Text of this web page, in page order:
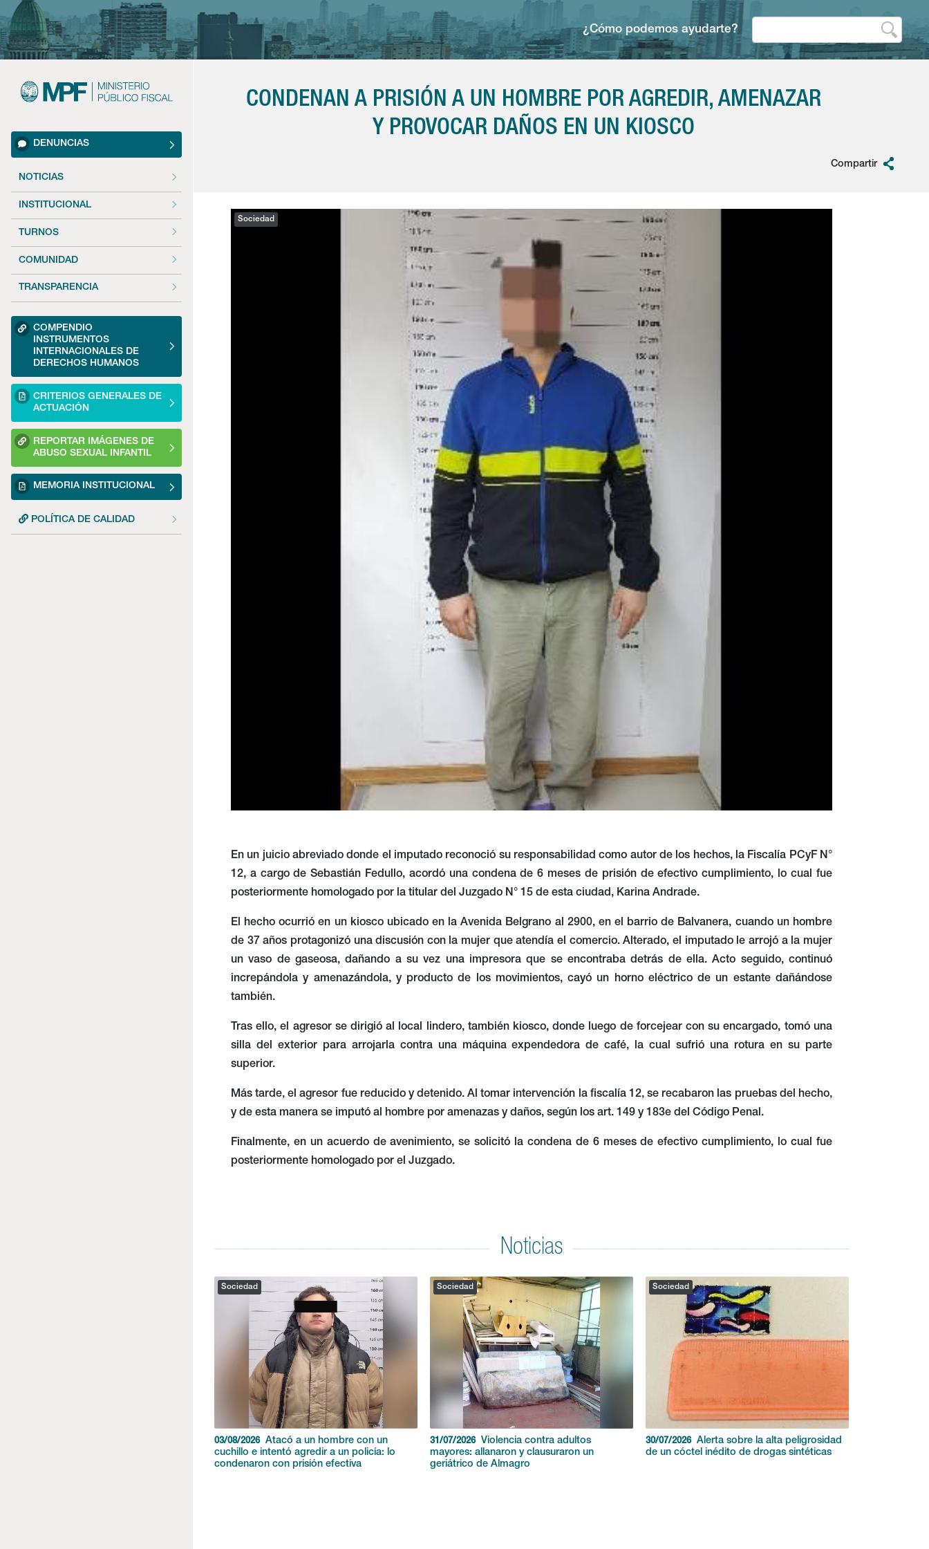
¿Cómo podemos ayudarte?
DENUNCIAS
NOTICIAS
INSTITUCIONAL
TURNOS
COMUNIDAD
TRANSPARENCIA
COMPENDIO
INSTRUMENTOS
INTERNACIONALES DE
DERECHOS HUMANOS
CRITERIOS GENERALES DE
ACTUACIÓN
REPORTAR IMÁGENES DE
ABUSO SEXUAL INFANTIL
MEMORIA INSTITUCIONAL
POLÍTICA DE CALIDAD
CONDENAN A PRISIÓN A UN HOMBRE POR AGREDIR, AMENAZAR
Y PROVOCAR DAÑOS EN UN KIOSCO
Compartir
Sociedad
En un juicio abreviado donde el imputado reconoció su responsabilidad como autor de los hechos, la Fiscalía PCyF N°
12, a cargo de Sebastián Fedullo, acordó una condena de 6 meses de prisión de efectivo cumplimiento, lo cual fue
posteriormente homologado por la titular del Juzgado N° 15 de esta ciudad, Karina Andrade.
El hecho ocurrió en un kiosco ubicado en la Avenida Belgrano al 2900, en el barrio de Balvanera, cuando un hombre
de 37 años protagonizó una discusión con la mujer que atendía el comercio. Alterado, el imputado le arrojó a la mujer
un vaso de gaseosa, dañando a su vez una impresora que se encontraba detrás de ella. Acto seguido, continuó
increpándola y amenazándola, y producto de los movimientos, cayó un horno eléctrico de un estante dañándose
también.
Tras ello, el agresor se dirigió al local lindero, también kiosco, donde luego de forcejear con su encargado, tomó una
silla del exterior para arrojarla contra una máquina expendedora de café, la cual sufrió una rotura en su parte
superior.
Más tarde, el agresor fue reducido y detenido. Al tomar intervención la fiscalía 12, se recabaron las pruebas del hecho,
y de esta manera se imputó al hombre por amenazas y daños, según los art. 149 y 183e del Código Penal.
Finalmente, en un acuerdo de avenimiento, se solicitó la condena de 6 meses de efectivo cumplimiento, lo cual fue
posteriormente homologado por el Juzgado.
Noticias
Sociedad
03/08/2026
Atacó a un hombre con un
cuchillo e intentó agredir a un policía: lo
condenaron con prisión efectiva
Sociedad
31/07/2026
Violencia contra adultos
mayores: allanaron y clausuraron un
geriátrico de Almagro
Sociedad
30/07/2026
Alerta sobre la alta peligrosidad
de un cóctel inédito de drogas sintéticas